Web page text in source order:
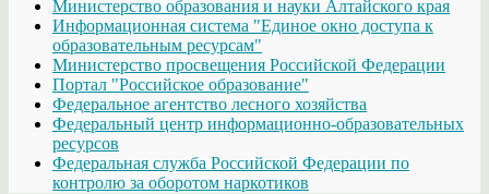
Министерство образования и науки Алтайского края
Информационная система "Единое окно доступа к
образовательным ресурсам"
Министерство просвещения Российской Федерации
Портал "Российское образование"
Федеральное агентство лесного хозяйства
Федеральный центр информационно-образовательных
ресурсов
Федеральная служба Российской Федерации по
контролю за оборотом наркотиков